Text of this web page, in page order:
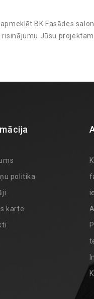
BK Fasādes
Jūsu
politika
karte